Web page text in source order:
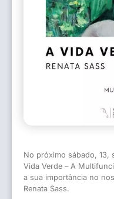
No próximo sábado, 13,
Vida Verde – A
a sua importância no
Renata Sass.